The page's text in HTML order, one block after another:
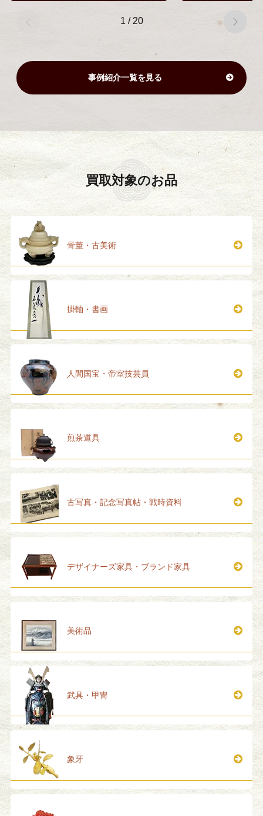
1 / 20
事例紹介一覧を見る
買取対象のお品
骨董・古美術
掛軸・書画
人間国宝・帝室技芸員
煎茶道具
古写真・記念写真帖・戦時資料
デザイナーズ家具・ブランド家具
美術品
武具・甲冑
象牙